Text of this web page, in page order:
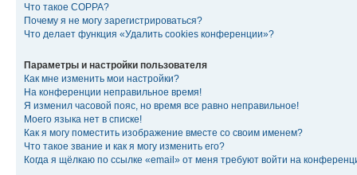
Что такое COPPA?
Почему я не могу зарегистрироваться?
Что делает функция «Удалить cookies конференции»?
Параметры и настройки пользователя
Как мне изменить мои настройки?
На конференции неправильное время!
Я изменил часовой пояс, но время все равно неправильное!
Моего языка нет в списке!
Как я могу поместить изображение вместе со своим именем?
Что такое звание и как я могу изменить его?
Когда я щёлкаю по ссылке «email» от меня требуют войти на